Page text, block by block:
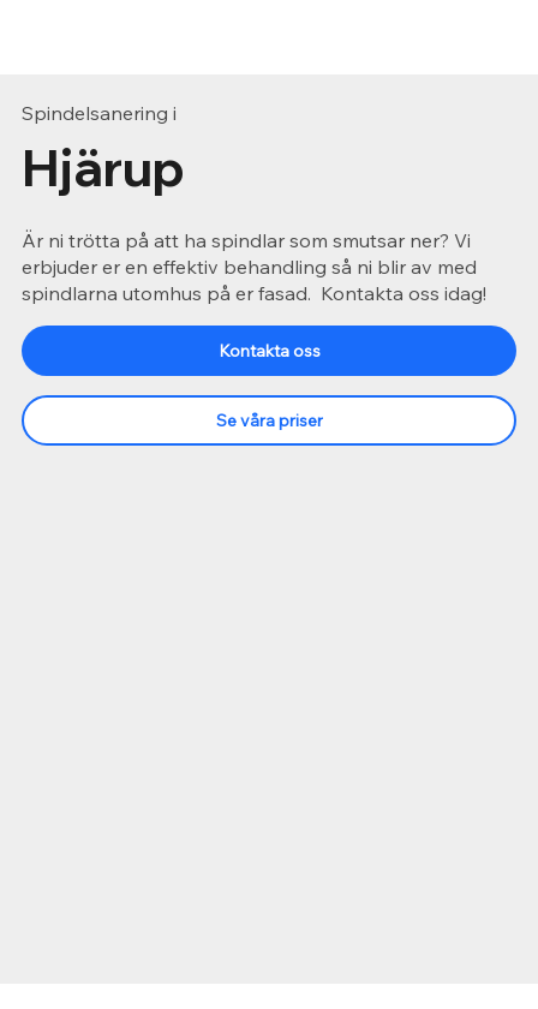
Spindelsanering i
Hjärup
Är ni trötta på att ha spindlar som smutsar ner? Vi
erbjuder er en effektiv behandling så ni blir av med
spindlarna utomhus på er fasad. Kontakta oss idag!
Kontakta oss
Se våra priser